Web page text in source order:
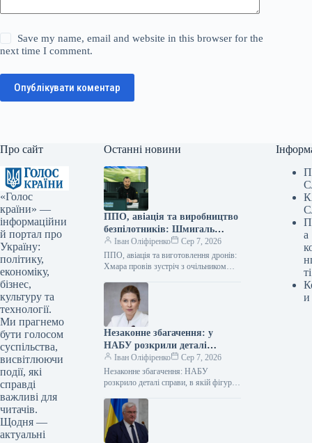
Save my name, email and website in this browser for the
next time I comment.
Опублікувати коментар
Про сайт
«Голос
країни» —
інформаційни
й портал про
Україну:
політику,
економіку,
бізнес,
культуру та
технології.
Ми прагнемо
бути голосом
суспільства,
висвітлюючи
події, які
справді
важливі для
читачів.
Щодня —
актуальні
Останні новини
ППО, авіація та виробництво
безпілотників: Шмигаль
провів зустріч із британським
міністром оборони
Іван Оліфіренко
Сер 7, 2026
ППО, авіація та виготовлення дронів:
Хмара провів зустріч з очільником
06.08.2026 11:19 Укрінформ
Виконувач обов’язків міністра
оборони…
Незаконне збагачення: у
НАБУ розкрили деталі
справи, де фігурує
Стефанішина
Іван Оліфіренко
Сер 7, 2026
Незаконне збагачення: НАБУ
розкрило деталі справи, в якій фігурує
Укрінформ Національне
антикорупційне бюро України разом зі
Спеціалізованою…
а
ті
и